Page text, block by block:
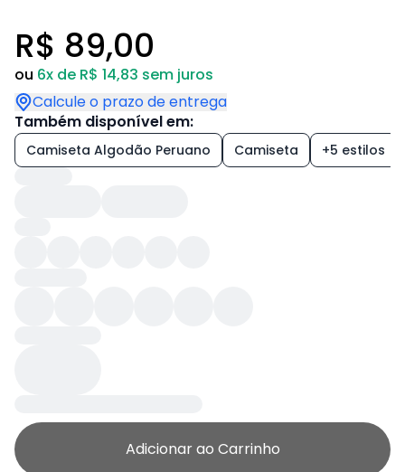
R$ 89,00
ou 6x de R$ 14,83 sem juros
Calcule o prazo de entrega
Também disponível em:
Camiseta Algodão Peruano Camiseta +5 estilos
Adicionar ao Carrinho